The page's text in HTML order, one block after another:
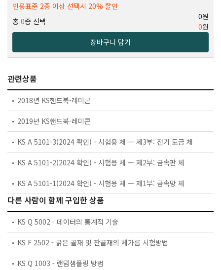
인용표준 2종 이상 선택시 20% 할인
총 0종 선택
0원
0원
장바구니 담기
관련상품
2018년 KS핸드북-레미콘
2019년 KS핸드북-레미콘
KS A 5101-3(2024 확인) - 시험용 체 — 제3부: 전기 도금 체
KS A 5101-2(2024 확인) - 시험용 체 — 제2부: 금속판 체
KS A 5101-1(2024 확인) - 시험용 체 — 제1부: 금속망 체
다른 사람이 함께 구입한 상품
KS Q 5002 - 데이터의 통계적 기술
KS F 2502 - 굵은 골재 및 잔골재의 체가름 시험방법
KS Q 1003 - 랜덤샘플링 방법